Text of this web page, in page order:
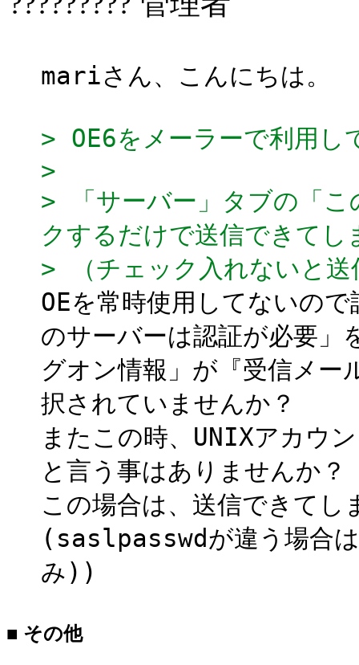
mariさん、こんにちは。
> OE6をメーラーで利用し
>
> 「サーバー」タブの「こ
クするだけで送信できてし
> （チェック入れないと送
OEを常時使用してないの
のサーバーは認証が必要」
グオン情報」が『受信メー
択されていませんか？
またこの時、UNIXアカウ
と言う事はありませんか？
この場合は、送信できてし
(saslpasswdが違う場合
み))
■ その他